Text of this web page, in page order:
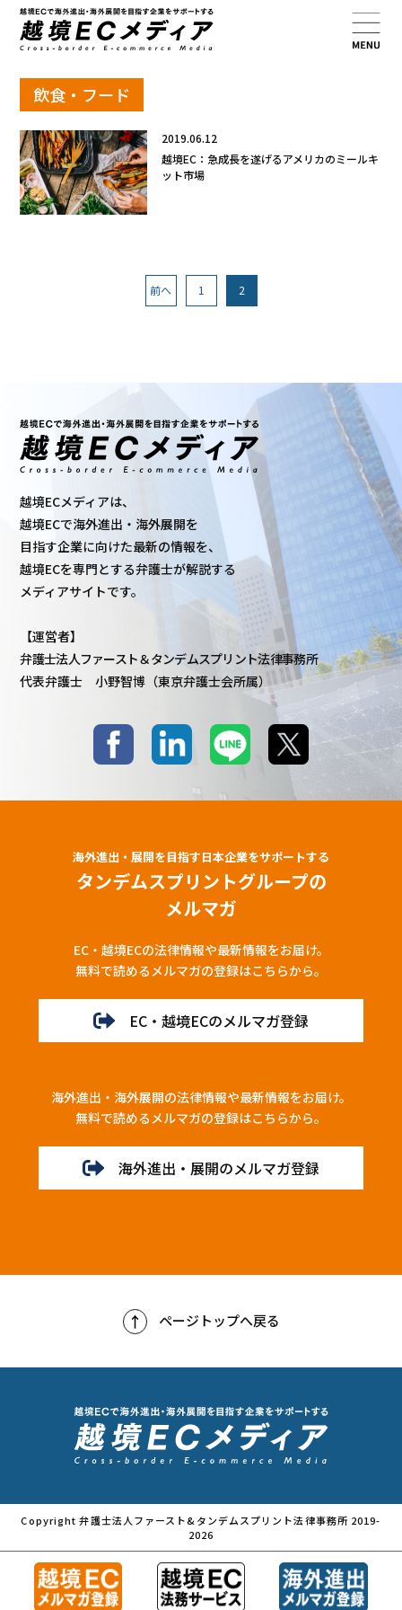
飲食・フード
2019.06.12
越境EC：急成長を遂げるアメリカのミールキ
ット市場
前へ 1 2
越境ECメディアは、
越境ECで海外進出・海外展開を
目指す企業に向けた最新の情報を、
越境ECを専門とする弁護士が解説する
メディアサイトです。
【運営者】
弁護士法人ファースト＆タンデムスプリント法律事務所
代表弁護士 小野智博（東京弁護士会所属）
海外進出・展開を目指す日本企業をサポートする
タンデムスプリントグループの
メルマガ
EC・越境ECの法律情報や最新情報をお届け。
無料で読めるメルマガの登録はこちらから。
EC・越境ECのメルマガ登録
海外進出・海外展開の法律情報や最新情報をお届け。
無料で読めるメルマガの登録はこちらから。
海外進出・展開のメルマガ登録
ページトップへ戻る
Copyright 弁護士法人ファースト&タンデムスプリント法律事務所 2019-
2026